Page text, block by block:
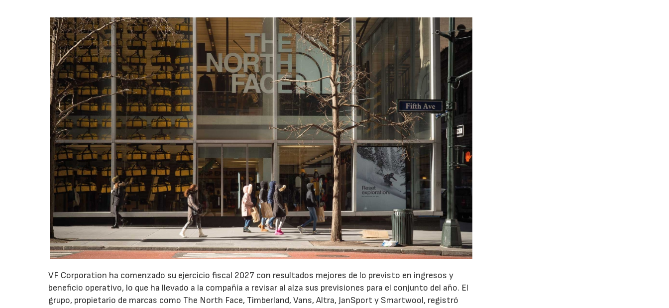
VF Corporation ha comenzado su ejercicio fiscal 2027 con resultados mejores de lo previsto en ingresos y
beneficio operativo, lo que ha llevado a la compañía a revisar al alza sus previsiones para el conjunto del año. El
grupo, propietario de marcas como The North Face, Timberland, Vans, Altra, JanSport y Smartwool, registró